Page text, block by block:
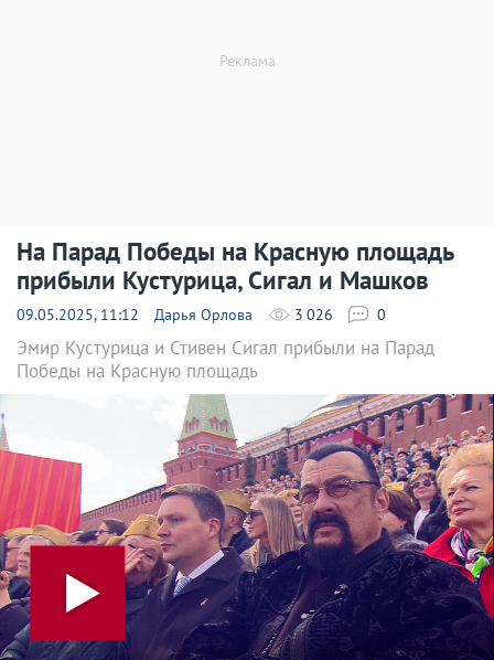
На Парад Победы на Красную площадь
прибыли Кустурица, Сигал и Машков
09.05.2025, 11:12 Дарья Орлова 3 026 0
Эмир Кустурица и Стивен Сигал прибыли на Парад
Победы на Красную площадь